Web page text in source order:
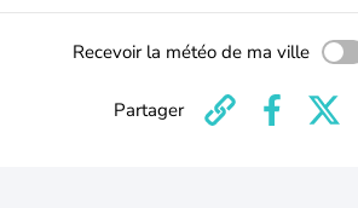
Recevoir la météo de ma ville
Partager